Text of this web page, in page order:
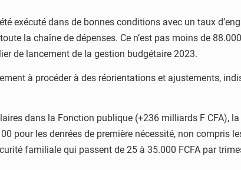
exécuté dans de bonnes conditions avec un taux
la chaîne de dépenses. Ce n’est pas moins de
de lancement de la gestion budgétaire 2023.
à procéder à des réorientations et ajustements,
dans la Fonction publique (+236 milliards F CFA),
pour les denrées de première nécessité, non compris
familiale qui passent de 25 à 35.000 FCFA par